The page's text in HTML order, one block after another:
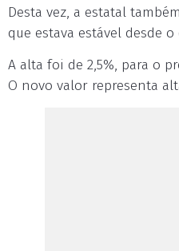
Desta vez, a estatal
que estava estável desde o
A alta foi de 2,5%, para o
O novo valor representa